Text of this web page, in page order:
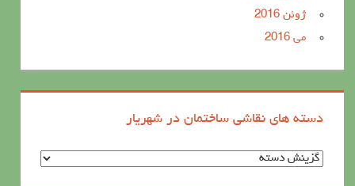
ژوئن 2016
می 2016
دسته های نقاشی ساختمان در شهریار
د